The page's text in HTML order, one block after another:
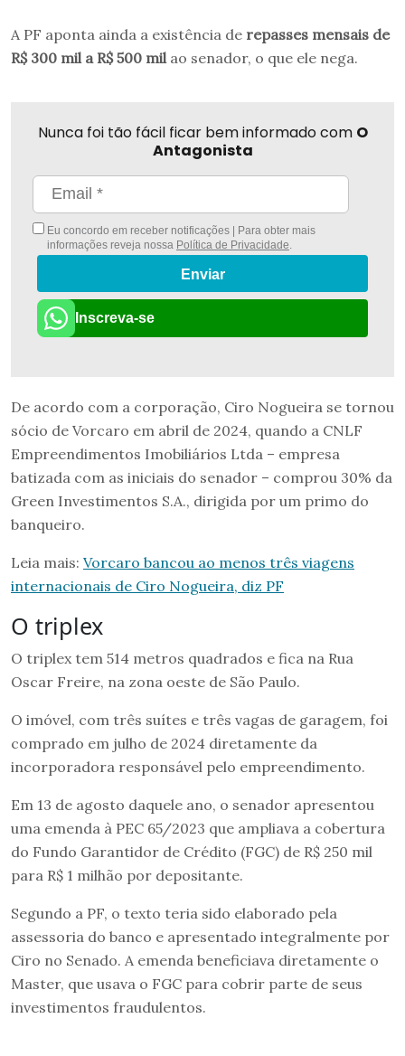
A PF aponta ainda a existência de repasses mensais de
R$ 300 mil a R$ 500 mil ao senador, o que ele nega.
Nunca foi tão fácil ficar bem informado com O
Antagonista
Eu concordo em receber notificações | Para obter mais
informações reveja nossa Política de Privacidade
Enviar
Inscreva-se
De acordo com a corporação, Ciro Nogueira se tornou
sócio de Vorcaro em abril de 2024, quando a CNLF
Empreendimentos Imobiliários Ltda – empresa
batizada com as iniciais do senador – comprou 30% da
Green Investimentos S.A., dirigida por um primo do
banqueiro.
Leia mais: Vorcaro bancou ao menos três viagens
internacionais de Ciro Nogueira, diz PF
O triplex
O triplex tem 514 metros quadrados e fica na Rua
Oscar Freire, na zona oeste de São Paulo.
O imóvel, com três suítes e três vagas de garagem, foi
comprado em julho de 2024 diretamente da
incorporadora responsável pelo empreendimento.
Em 13 de agosto daquele ano, o senador apresentou
uma emenda à PEC 65/2023 que ampliava a cobertura
do Fundo Garantidor de Crédito (FGC) de R$ 250 mil
para R$ 1 milhão por depositante.
Segundo a PF, o texto teria sido elaborado pela
assessoria do banco e apresentado integralmente por
Ciro no Senado. A emenda beneficiava diretamente o
Master, que usava o FGC para cobrir parte de seus
investimentos fraudulentos.